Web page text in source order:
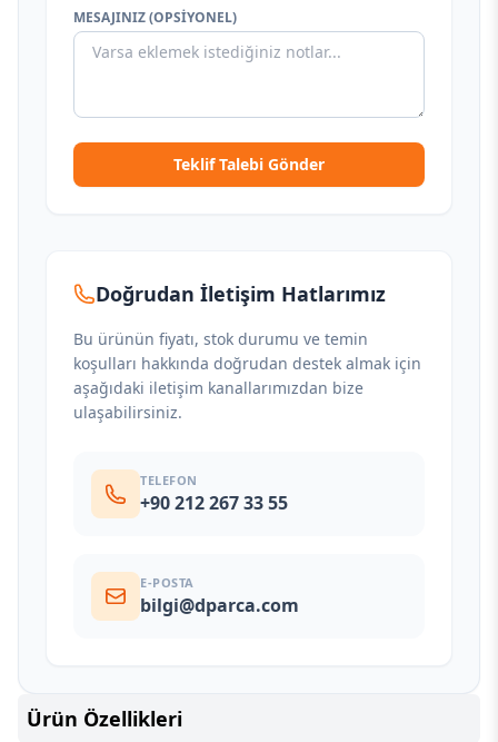
MESAJINIZ (OPSIYONEL)
Teklif Talebi Gönder
Doğrudan İletişim Hatlarımız
Bu ürünün fiyatı, stok durumu ve temin
koşulları hakkında doğrudan destek almak için
aşağıdaki iletişim kanallarımızdan bize
ulaşabilirsiniz.
TELEFON
+90 212 267 33 55
E-POSTA
bilgi@dparca.com
Ürün Özellikleri